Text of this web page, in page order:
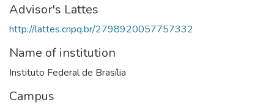
Advisor's Lattes
http://lattes.cnpq.br/2798920057757332
Name of institution
Instituto Federal de Brasília
Campus